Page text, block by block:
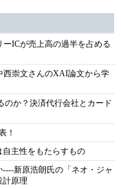
ICが売上高の過半を占める
西崇文さんのXAI論文から学
のか？決済代行会社とカード
！
主性をもたらすもの
新原浩朗氏の「ネオ・ジャ
計原理